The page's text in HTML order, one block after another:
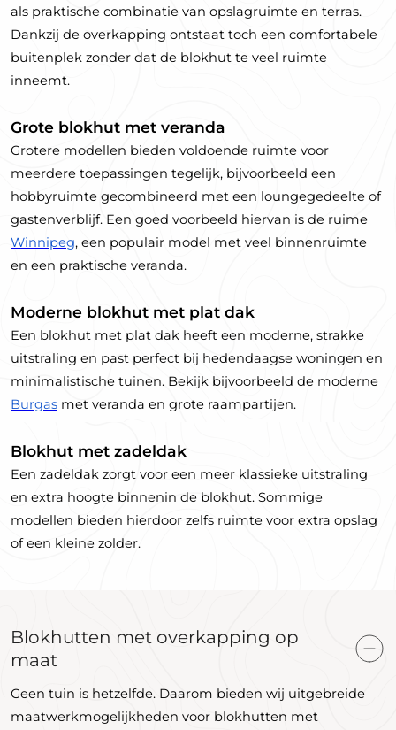
als praktische combinatie van opslagruimte en terras.
Dankzij de overkapping ontstaat toch een comfortabele
buitenplek zonder dat de blokhut te veel ruimte
inneemt.
Grote blokhut met veranda
Grotere modellen bieden voldoende ruimte voor
meerdere toepassingen tegelijk, bijvoorbeeld een
hobbyruimte gecombineerd met een loungegedeelte of
gastenverblijf. Een goed voorbeeld hiervan is de ruime
Winnipeg, een populair model met veel binnenruimte
en een praktische veranda.
Moderne blokhut met plat dak
Een blokhut met plat dak heeft een moderne, strakke
uitstraling en past perfect bij hedendaagse woningen en
minimalistische tuinen. Bekijk bijvoorbeeld de moderne
Burgas met veranda en grote raampartijen.
Blokhut met zadeldak
Een zadeldak zorgt voor een meer klassieke uitstraling
en extra hoogte binnenin de blokhut. Sommige
modellen bieden hierdoor zelfs ruimte voor extra opslag
of een kleine zolder.
Blokhutten met overkapping op
maat
Geen tuin is hetzelfde. Daarom bieden wij uitgebreide
maatwerkmogelijkheden voor blokhutten met